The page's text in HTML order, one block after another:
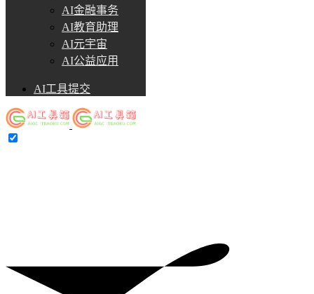
AI金融事务
AI教育助理
AI元宇宙
AI公益应用
AI工具提交